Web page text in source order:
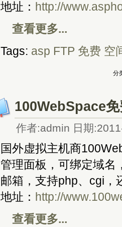
地址： http://
查看更多...
Tags: asp FTP 免费 空
分
100WebSpace
作者:admin 日期
国外虚拟主机商
管理面板，可绑定域名
邮箱，支持php、cgi，
地址： http://
查看更多...